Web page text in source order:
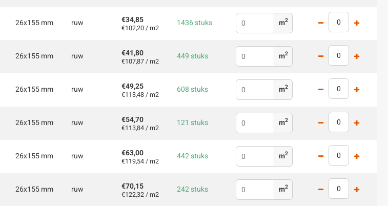
26x155 mm ruw €34,85
€102,20 / m2 1436 stuks m2
26x155 mm ruw €41,80
€107,87 / m2 449 stuks m2
26x155 mm ruw €49,25
€113,48 / m2 608 stuks m2
26x155 mm ruw €54,70
€113,84 / m2 121 stuks m2
26x155 mm ruw €63,00
€119,54 / m2 442 stuks m2
26x155 mm ruw €70,15
€122,32 / m2 242 stuks m2